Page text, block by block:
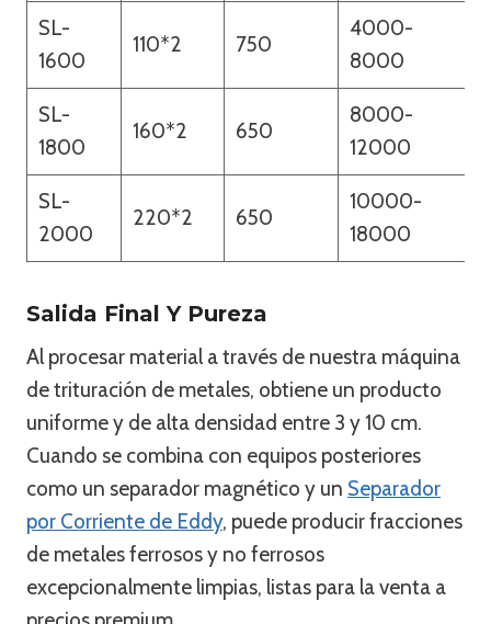
SL-
1600
110*2 750
4000-
8000
SL-
1800
160*2 650
8000-
12000
SL-
2000
220*2 650
10000-
18000
Salida Final Y Pureza
Al procesar material a través de nuestra máquina
de trituración de metales, obtiene un producto
uniforme y de alta densidad entre 3 y 10 cm.
Cuando se combina con equipos posteriores
como un separador magnético y un Separador
por Corriente de Eddy, puede producir fracciones
de metales ferrosos y no ferrosos
excepcionalmente limpias, listas para la venta a